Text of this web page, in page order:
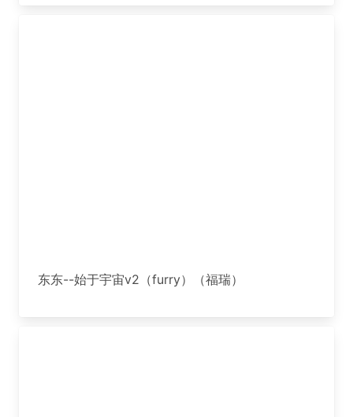
东东--始于宇宙v2（furry）（福瑞）